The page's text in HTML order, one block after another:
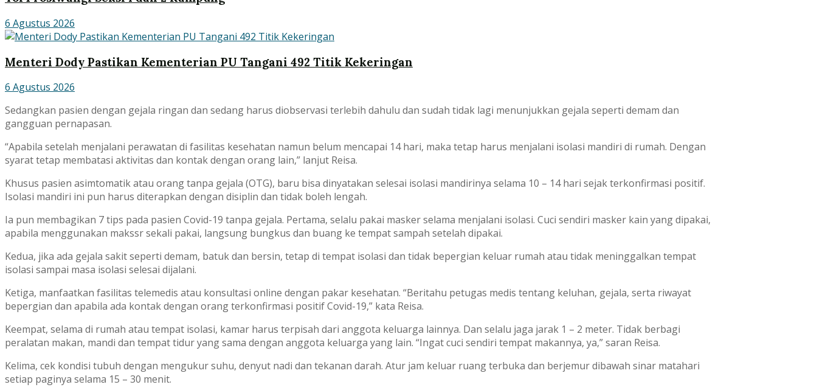
6 Agustus 2026
Menteri Dody Pastikan Kementerian PU Tangani 492 Titik Kekeringan
6 Agustus 2026
Sedangkan pasien dengan gejala ringan dan sedang harus diobservasi terlebih dahulu dan sudah tidak lagi menunjukkan gejala seperti demam dan
gangguan pernapasan.
“Apabila setelah menjalani perawatan di fasilitas kesehatan namun belum mencapai 14 hari, maka tetap harus menjalani isolasi mandiri di rumah. Dengan
syarat tetap membatasi aktivitas dan kontak dengan orang lain,” lanjut Reisa.
Khusus pasien asimtomatik atau orang tanpa gejala (OTG), baru bisa dinyatakan selesai isolasi mandirinya selama 10 – 14 hari sejak terkonfirmasi positif.
Isolasi mandiri ini pun harus diterapkan dengan disiplin dan tidak boleh lengah.
Ia pun membagikan 7 tips pada pasien Covid-19 tanpa gejala. Pertama, selalu pakai masker selama menjalani isolasi. Cuci sendiri masker kain yang dipakai,
apabila menggunakan makssr sekali pakai, langsung bungkus dan buang ke tempat sampah setelah dipakai.
Kedua, jika ada gejala sakit seperti demam, batuk dan bersin, tetap di tempat isolasi dan tidak bepergian keluar rumah atau tidak meninggalkan tempat
isolasi sampai masa isolasi selesai dijalani.
Ketiga, manfaatkan fasilitas telemedis atau konsultasi online dengan pakar kesehatan. “Beritahu petugas medis tentang keluhan, gejala, serta riwayat
bepergian dan apabila ada kontak dengan orang terkonfirmasi positif Covid-19,” kata Reisa.
Keempat, selama di rumah atau tempat isolasi, kamar harus terpisah dari anggota keluarga lainnya. Dan selalu jaga jarak 1 – 2 meter. Tidak berbagi
peralatan makan, mandi dan tempat tidur yang sama dengan anggota keluarga yang lain. “Ingat cuci sendiri tempat makannya, ya,” saran Reisa.
Kelima, cek kondisi tubuh dengan mengukur suhu, denyut nadi dan tekanan darah. Atur jam keluar ruang terbuka dan berjemur dibawah sinar matahari
setiap paginya selama 15 – 30 menit.